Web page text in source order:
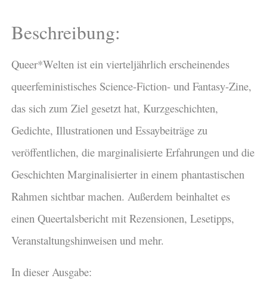
Beschreibung:
Queer*Welten ist ein vierteljährlich erscheinendes
queerfeministisches Science-Fiction- und Fantasy-Zine,
das sich zum Ziel gesetzt hat, Kurzgeschichten,
Gedichte, Illustrationen und Essaybeiträge zu
veröffentlichen, die marginalisierte Erfahrungen und die
Geschichten Marginalisierter in einem phantastischen
Rahmen sichtbar machen. Außerdem beinhaltet es
einen Queertalsbericht mit Rezensionen, Lesetipps,
Veranstaltungshinweisen und mehr.
In dieser Ausgabe: